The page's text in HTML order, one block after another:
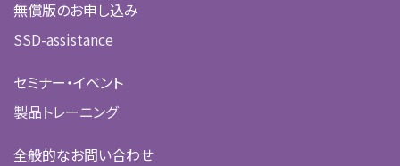
無償版のお申し込み
SSD-assistance
セミナー・イベント
製品トレーニング
全般的なお問い合わせ